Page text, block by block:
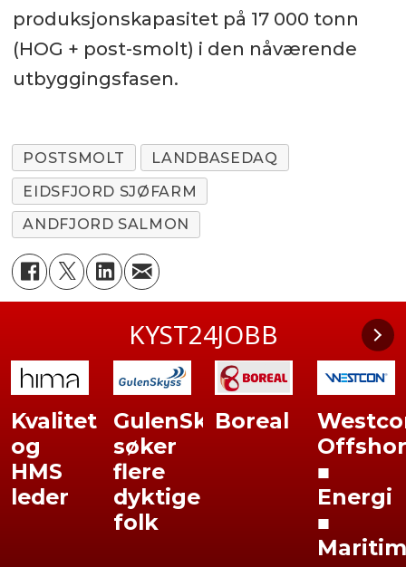
produksjonskapasitet på 17 000 tonn
(HOG + post-smolt) i den nåværende
utbyggingsfasen.
POSTSMOLT
LANDBASEDAQ
EIDSFJORD SJØFARM
ANDFJORD SALMON
KYST24JOBB
Kvalitet
og
HMS
leder
GulenSkyss
søker
flere
dyktige
folk
Boreal
■
Energi
■
Maritim